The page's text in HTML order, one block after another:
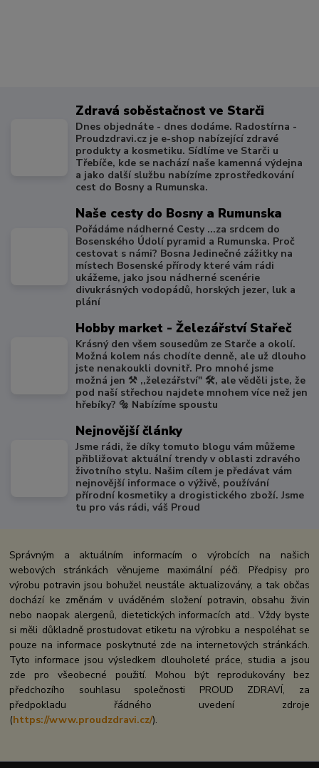
Zdravá soběstačnost ve Starči
Dnes objednáte - dnes dodáme. Radostírna -
Proudzdravi.cz je e-shop nabízející zdravé
produkty a kosmetiku. Sídlíme ve Starči u
Třebíče, kde se nachází naše kamenná výdejna
a jako další službu nabízíme zprostředkování
cest do Bosny a Rumunska.
Naše cesty do Bosny a Rumunska
Pořádáme nádherné Cesty ...za srdcem do
Bosenského Údolí pyramid a Rumunska. Proč
cestovat s námi? Bosna Jedinečné zážitky na
místech Bosenské přírody které vám rádi
ukážeme, jako jsou nádherné scenérie
divukrásných vodopádů, horských jezer, luk a
plání
Hobby market - Železářství Stařeč
Krásný den všem sousedům ze Starče a okolí.
Možná kolem nás chodíte denně, ale už dlouho
jste nenakoukli dovnitř. Pro mnohé jsme
možná jen ⚒️ ,,železářství" 🛠️, ale věděli jste, že
pod naší střechou najdete mnohem více než jen
hřebíky? 🔩 Nabízíme spoustu
Nejnovější články
Jsme rádi, že díky tomuto blogu vám můžeme
přibližovat aktuální trendy v oblasti zdravého
životního stylu. Našim cílem je předávat vám
nejnovější informace o výživě, používání
přírodní kosmetiky a drogistického zboží. Jsme
tu pro vás rádi, váš Proud
Správným a aktuálním informacím o výrobcích na našich
webových stránkách věnujeme maximální péči. Předpisy pro
výrobu potravin jsou bohužel neustále aktualizovány, a tak občas
dochází ke změnám v uváděném složení potravin, obsahu živin
nebo naopak alergenů, dietetických informacích atd.. Vždy byste
si měli důkladně prostudovat etiketu na výrobku a nespoléhat se
pouze na informace poskytnuté zde na internetových stránkách.
Tyto informace jsou výsledkem dlouholeté práce, studia a jsou
zde pro všeobecné použití. Mohou být reprodukovány bez
předchozího souhlasu společnosti PROUD ZDRAVÍ, za
předpokladu řádného uvedení zdroje
(https://www.proudzdravi.cz/).